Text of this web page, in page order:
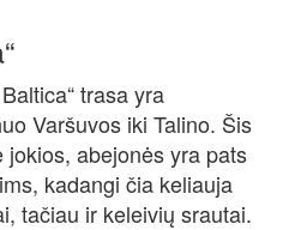
trasa yra
Varšuvos iki Talino. Šis
abejonės yra pats
kadangi čia keliauja
tačiau ir keleivių srautai.